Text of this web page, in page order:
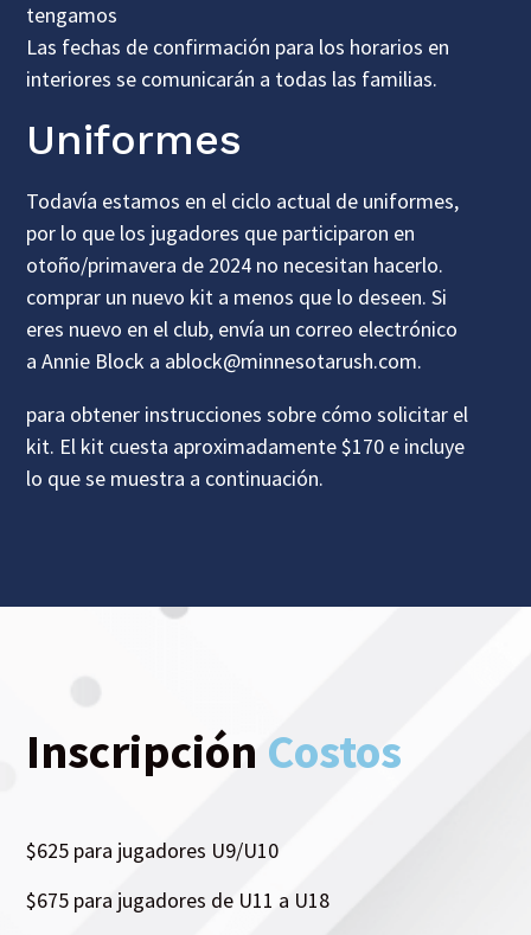
tengamos
Las fechas de confirmación para los horarios en
interiores se comunicarán a todas las familias.
Uniformes
Todavía estamos en el ciclo actual de uniformes,
por lo que los jugadores que participaron en
otoño/primavera de 2024 no necesitan hacerlo.
comprar un nuevo kit a menos que lo deseen. Si
eres nuevo en el club, envía un correo electrónico
a Annie Block a ablock@minnesotarush.com.
para obtener instrucciones sobre cómo solicitar el
kit. El kit cuesta aproximadamente $170 e incluye
lo que se muestra a continuación.
Inscripción Costos
$625 para jugadores U9/U10
$675 para jugadores de U11 a U18